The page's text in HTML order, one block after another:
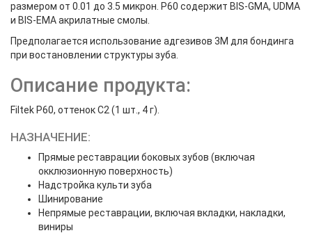
размером от 0.01 до 3.5 микрон. Р60 содержит BIS-GMA, UDMA
и BIS-EMA акрилатные смолы.
Предполагается использование адгезивов 3M для бондинга
при востановлении структуры зуба.
Описание продукта:
Filtek P60, оттенок С2 (1 шт., 4 г).
НАЗНАЧЕНИЕ:
Прямые реставрации боковых зубов (включая
окклюзионную поверхность)
Надстройка культи зуба
Шинирование
Непрямые реставрации, включая вкладки, накладки,
виниры